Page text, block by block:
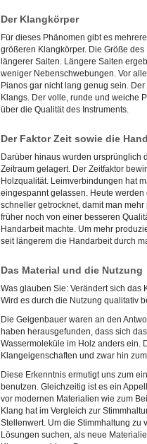
Der Klangkörper
Für dieses Phänomen gibt es
größeren Klangkörper. Die Größe
längerer Saiten. Längere Saiten
weniger Nebenschwebungen. Vor
Pianos gar nicht lang genug sein.
Klangs. Der volle, runde und weiche
über die Qualität des Instruments.
Der Faktor Zeit sowie die
Darüber hinaus wurden ursprünglich
Zeitraum gelagert. Der Zeitfaktor
Holzqualität. Leimverbindungen hat
eingespannt gelassen. Heute
schneller getrocknet, damit man
früher noch von einer besseren
Handarbeit machte. Um mehr
seit längerem die Handarbeit durch
Das Material und die Nutzung
Was glauben Sie: Verändert sich
Wird es durch die Nutzung qualitativ
Die Geigenbauer waren an den
haben herausgefunden, dass sich
Wassermoleküle im Holz anders ein.
Klangeigenschaften und zwar hin
Diese Erkenntnis ermutigt uns zum
benutzen. Gleichzeitig ist es ein
vor modernen Materialien wie zum
Klang hat im Vergleich zur
Stellenwert. Um die Stimmhaltung zu
Lösungen suchen, als neue